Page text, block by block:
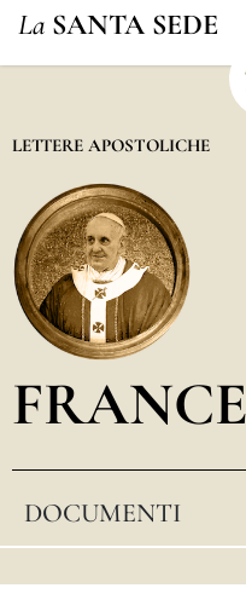
La SANTA SEDE
LETTERE APOSTOLICHE
DOCUMENTI